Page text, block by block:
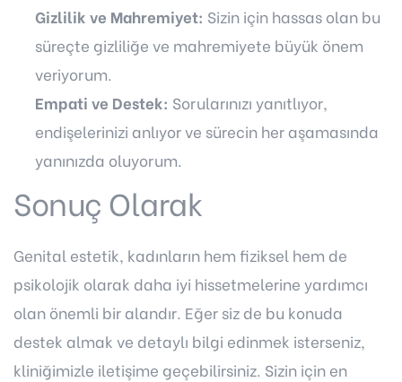
Gizlilik ve Mahremiyet: Sizin için hassas olan bu
süreçte gizliliğe ve mahremiyete büyük önem
veriyorum.
Empati ve Destek: Sorularınızı yanıtlıyor,
endişelerinizi anlıyor ve sürecin her aşamasında
yanınızda oluyorum.
Sonuç Olarak
Genital estetik, kadınların hem fiziksel hem de
psikolojik olarak daha iyi hissetmelerine yardımcı
olan önemli bir alandır. Eğer siz de bu konuda
destek almak ve detaylı bilgi edinmek isterseniz,
kliniğimizle iletişime geçebilirsiniz. Sizin için en